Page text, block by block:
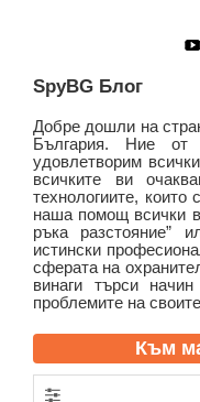
SpyBG Блог
Добре дошли на
България. Ние
удовлетворим
всичките ви
технологиите,
наша помощ всички
ръка разстояние”
истински
сферата на
винаги търси
проблемите на
Към